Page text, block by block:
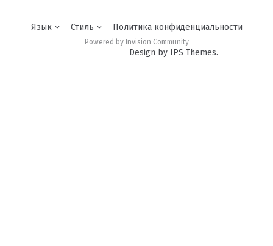
Язык Стиль Политика конфиденциальности
Powered by Invision Community
Design by IPS Themes.